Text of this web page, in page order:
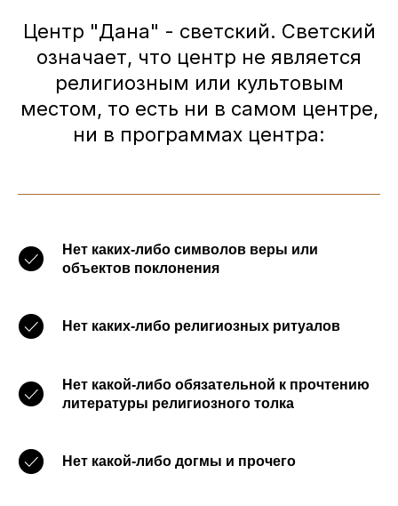
Центр "Дана" - светский. Светский
означает, что центр не является
религиозным или культовым
местом, то есть ни в самом центре,
ни в программах центра:
Нет каких-либо символов веры или
объектов поклонения
Нет каких-либо религиозных ритуалов
Нет какой-либо обязательной к прочтению
литературы религиозного толка
Нет какой-либо догмы и прочего